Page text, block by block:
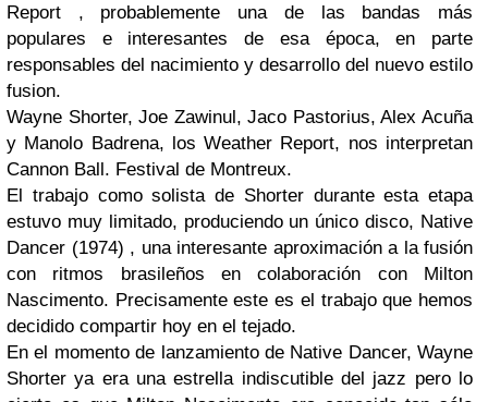
Report , probablemente una de las bandas más
populares e interesantes de esa época, en parte
responsables del nacimiento y desarrollo del nuevo estilo
fusion.
Wayne Shorter, Joe Zawinul, Jaco Pastorius, Alex Acuña
y Manolo Badrena, los Weather Report, nos interpretan
Cannon Ball. Festival de Montreux.
El trabajo como solista de Shorterdurante esta etapa
estuvo muy limitado, produciendo un único disco, Native
Dancer (1974) , una interesante aproximación a la fusión
con ritmos brasileños en colaboración con Milton
Nascimento. Precisamente este es el trabajo que hemos
decidido compartir hoy en el tejado.
En el momento de lanzamiento de Native Dancer, Wayne
Shorter ya era una estrella indiscutible del jazz pero lo